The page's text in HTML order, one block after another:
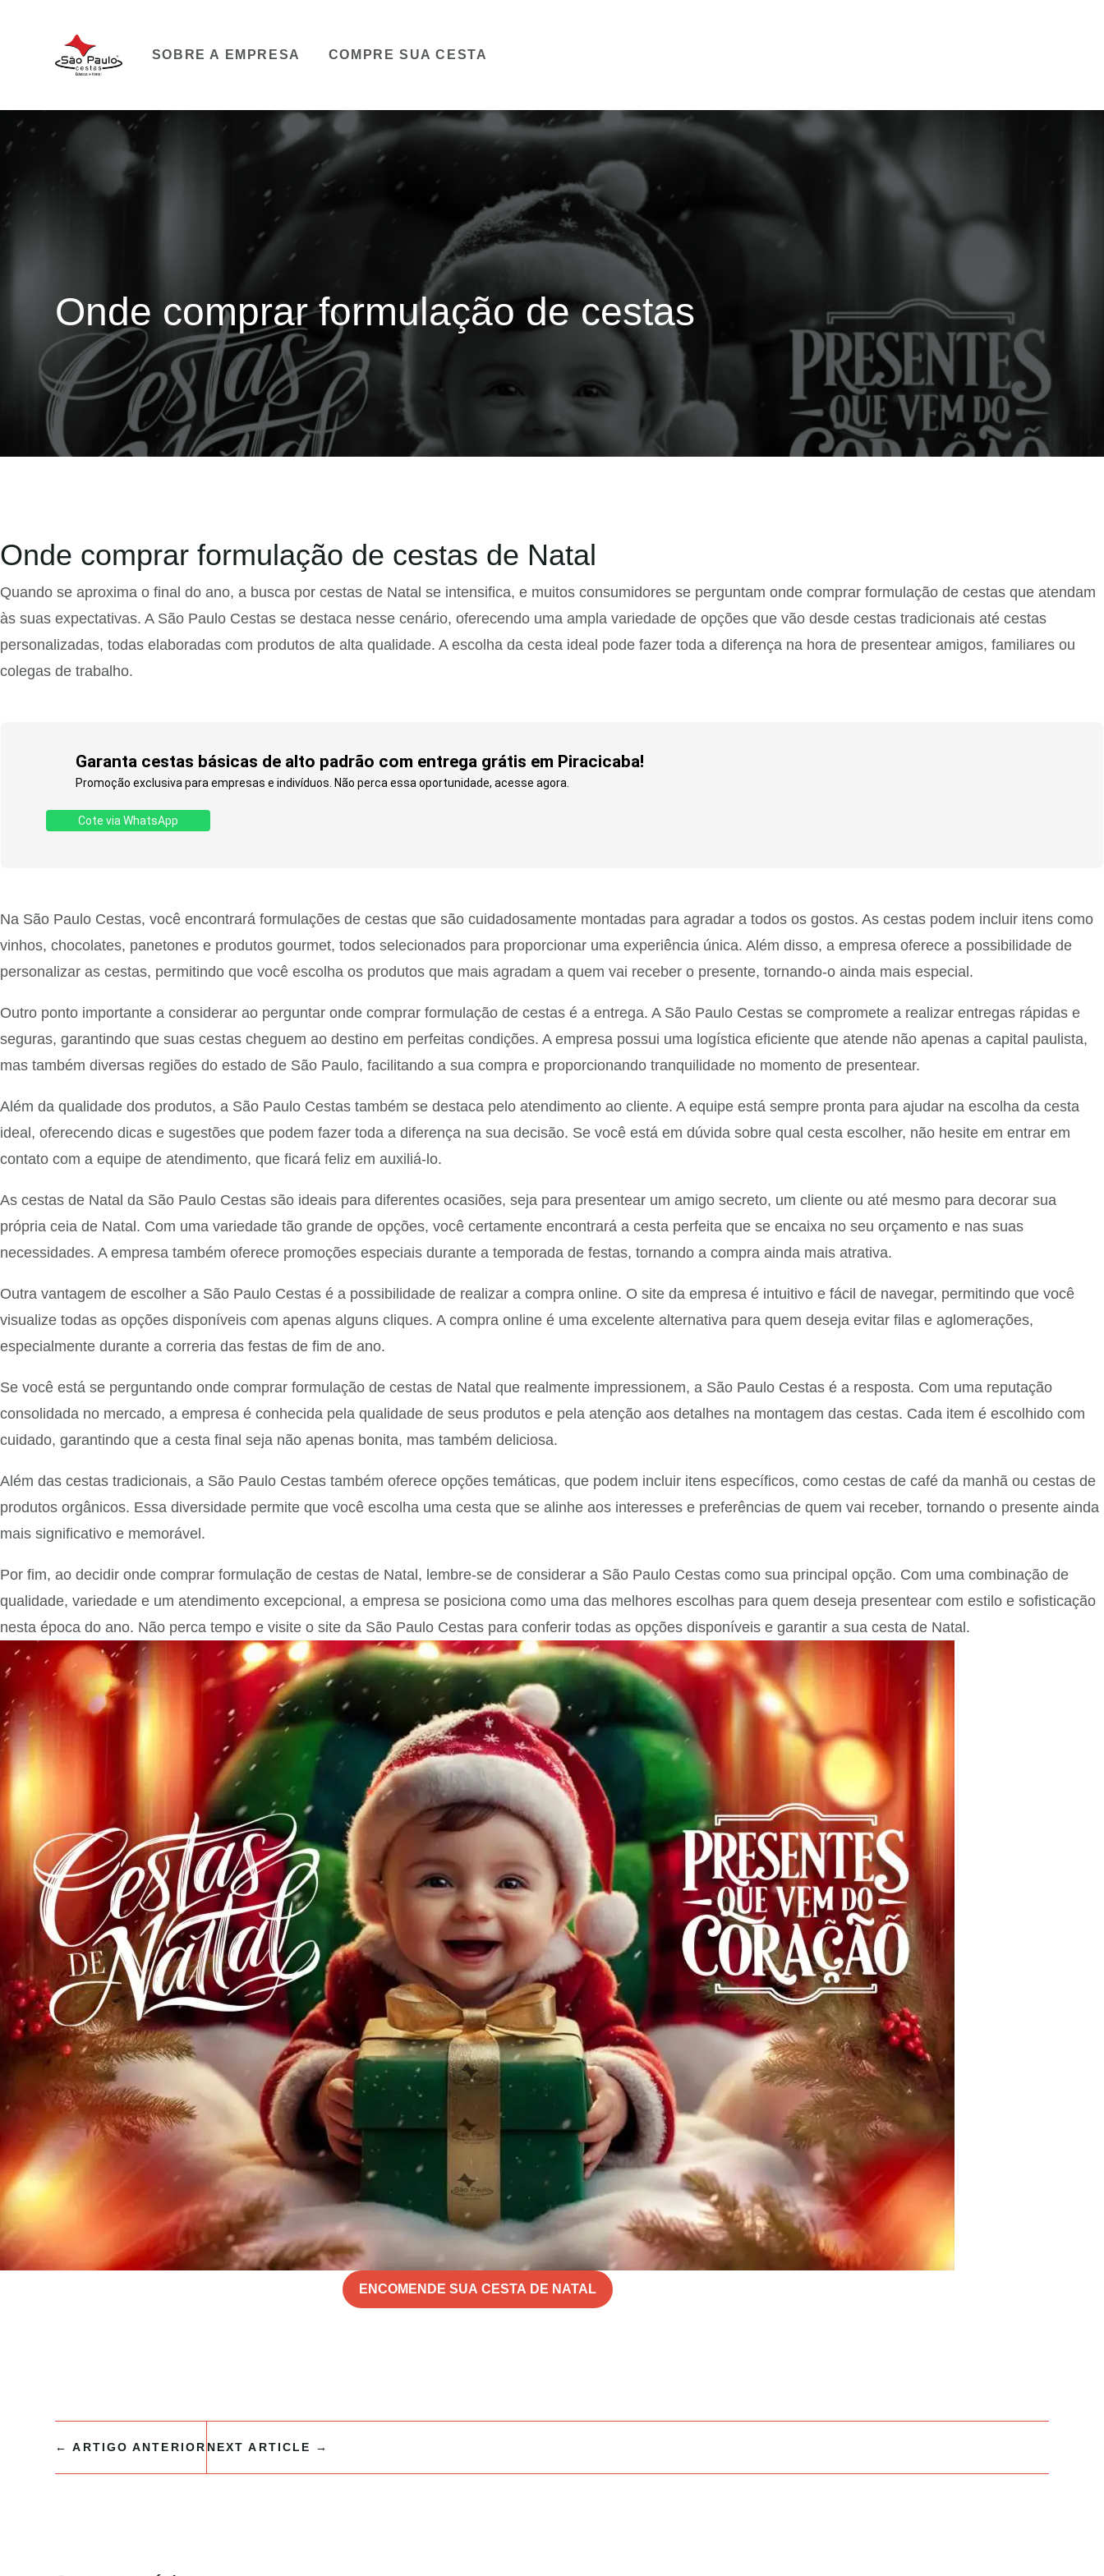
SOBRE A EMPRESA COMPRE SUA CESTA
Onde comprar formulação de cestas
Onde comprar formulação de cestas de Natal
Quando se aproxima o final do ano, a busca por cestas de Natal se intensifica, e muitos consumidores se perguntam onde comprar formulação de cestas que atendam
às suas expectativas. A São Paulo Cestas se destaca nesse cenário, oferecendo uma ampla variedade de opções que vão desde cestas tradicionais até cestas
personalizadas, todas elaboradas com produtos de alta qualidade. A escolha da cesta ideal pode fazer toda a diferença na hora de presentear amigos, familiares ou
colegas de trabalho.
Garanta cestas básicas de alto padrão com entrega grátis em Piracicaba!
Promoção exclusiva para empresas e indivíduos. Não perca essa oportunidade, acesse agora.
Cote via WhatsApp
Na São Paulo Cestas, você encontrará formulações de cestas que são cuidadosamente montadas para agradar a todos os gostos. As cestas podem incluir itens como
vinhos, chocolates, panetones e produtos gourmet, todos selecionados para proporcionar uma experiência única. Além disso, a empresa oferece a possibilidade de
personalizar as cestas, permitindo que você escolha os produtos que mais agradam a quem vai receber o presente, tornando-o ainda mais especial.
Outro ponto importante a considerar ao perguntar onde comprar formulação de cestas é a entrega. A São Paulo Cestas se compromete a realizar entregas rápidas e
seguras, garantindo que suas cestas cheguem ao destino em perfeitas condições. A empresa possui uma logística eficiente que atende não apenas a capital paulista,
mas também diversas regiões do estado de São Paulo, facilitando a sua compra e proporcionando tranquilidade no momento de presentear.
Além da qualidade dos produtos, a São Paulo Cestas também se destaca pelo atendimento ao cliente. A equipe está sempre pronta para ajudar na escolha da cesta
ideal, oferecendo dicas e sugestões que podem fazer toda a diferença na sua decisão. Se você está em dúvida sobre qual cesta escolher, não hesite em entrar em
contato com a equipe de atendimento, que ficará feliz em auxiliá-lo.
As cestas de Natal da São Paulo Cestas são ideais para diferentes ocasiões, seja para presentear um amigo secreto, um cliente ou até mesmo para decorar sua
própria ceia de Natal. Com uma variedade tão grande de opções, você certamente encontrará a cesta perfeita que se encaixa no seu orçamento e nas suas
necessidades. A empresa também oferece promoções especiais durante a temporada de festas, tornando a compra ainda mais atrativa.
Outra vantagem de escolher a São Paulo Cestas é a possibilidade de realizar a compra online. O site da empresa é intuitivo e fácil de navegar, permitindo que você
visualize todas as opções disponíveis com apenas alguns cliques. A compra online é uma excelente alternativa para quem deseja evitar filas e aglomerações,
especialmente durante a correria das festas de fim de ano.
Se você está se perguntando onde comprar formulação de cestas de Natal que realmente impressionem, a São Paulo Cestas é a resposta. Com uma reputação
consolidada no mercado, a empresa é conhecida pela qualidade de seus produtos e pela atenção aos detalhes na montagem das cestas. Cada item é escolhido com
cuidado, garantindo que a cesta final seja não apenas bonita, mas também deliciosa.
Além das cestas tradicionais, a São Paulo Cestas também oferece opções temáticas, que podem incluir itens específicos, como cestas de café da manhã ou cestas de
produtos orgânicos. Essa diversidade permite que você escolha uma cesta que se alinhe aos interesses e preferências de quem vai receber, tornando o presente ainda
mais significativo e memorável.
Por fim, ao decidir onde comprar formulação de cestas de Natal, lembre-se de considerar a São Paulo Cestas como sua principal opção. Com uma combinação de
qualidade, variedade e um atendimento excepcional, a empresa se posiciona como uma das melhores escolhas para quem deseja presentear com estilo e sofisticação
nesta época do ano. Não perca tempo e visite o site da São Paulo Cestas para conferir todas as opções disponíveis e garantir a sua cesta de Natal.
ENCOMENDE SUA CESTA DE NATAL
←ARTIGO ANTERIOR NEXT ARTICLE →